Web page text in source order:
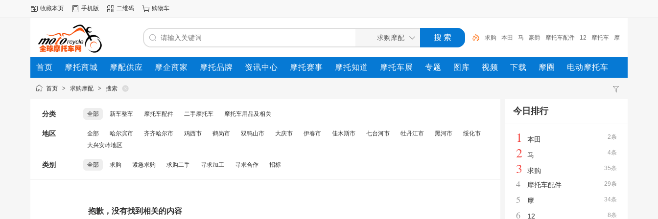
收藏本页 手机版 二维码 购物车
求购 本田 马 豪爵 摩托车配件 12 摩托车 摩
踏板 求购摩托车 求购
首页 摩托商城 摩配供应 摩企商家 摩托品牌 资讯中心 摩托赛事 摩托知道 摩托车展 专题 图库 视频 下载 摩圈 电动摩托车
动态首页 > 求购摩配 > 搜索
分类 全部 新车整车 摩托车配件 二手摩托车 摩托车用品及相关
地区 全部 哈尔滨市 齐齐哈尔市 鸡西市 鹤岗市 双鸭山市 大庆市 伊春市 佳木斯市 七台河市 牡丹江市 黑河市
绥化市
大兴安岭地区
类别 全部 求购 紧急求购 求购二手 寻求加工 寻求合作 招标
抱歉，没有找到相关的内容
今日排行
2条
1 本田
4条
2 马
35条
3 求购
29条
4 摩托车配件
34条
5 摩
8条
6 12